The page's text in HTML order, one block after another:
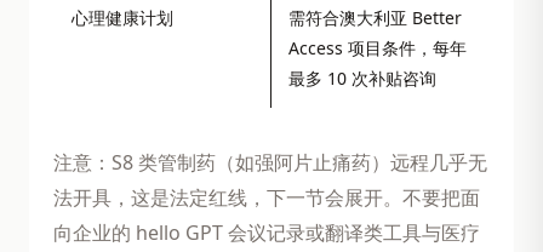
心理健康计划
需符合澳大利亚 Better
Access 项目条件，每年
最多 10 次补贴咨询
注意：S8 类管制药（如强阿片止痛药）远程几乎无
法开具，这是法定红线，下一节会展开。不要把面
向企业的 hello GPT 会议记录或翻译类工具与医疗